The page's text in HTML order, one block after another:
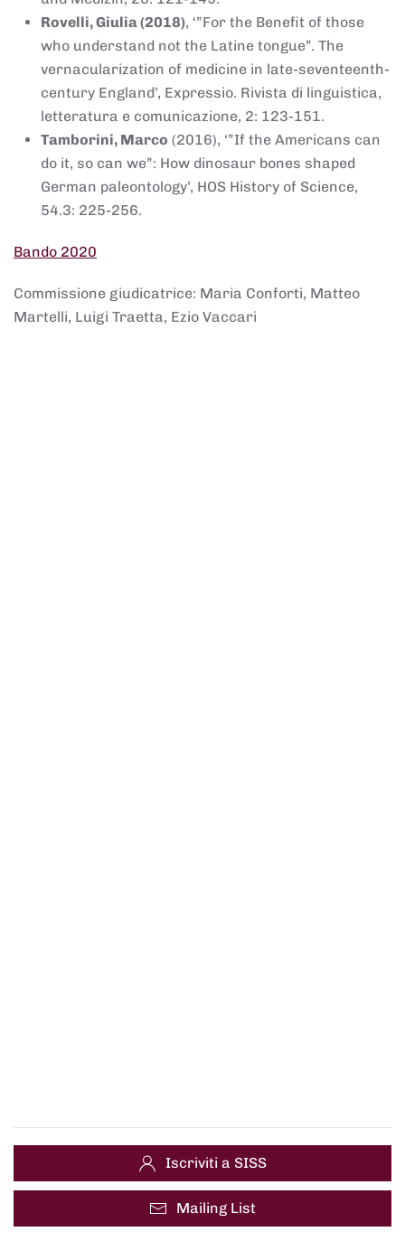
Rovelli, Giulia (2018), ‘”For the Benefit of those
who understand not the Latine tongue”. The
vernacularization of medicine in late-seventeenth-
century England’, Expressio. Rivista di linguistica,
letteratura e comunicazione, 2: 123-151.
Tamborini, Marco (2016), ‘”If the Americans can
do it, so can we”: How dinosaur bones shaped
German paleontology’, HOS History of Science,
54.3: 225-256.
Bando 2020
Commissione giudicatrice: Maria Conforti, Matteo
Martelli, Luigi Traetta, Ezio Vaccari
Iscriviti a SISS
Mailing List